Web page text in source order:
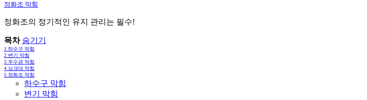
정화조 막힘
정화조의 정기적인 유지 관리는 필수!
목차 숨기기
1 하수구 막힘
2 변기 막힘
3 우수관 막힘
4 싱크대 막힘
5 정화조 막힘
하수구 막힘
변기 막힘